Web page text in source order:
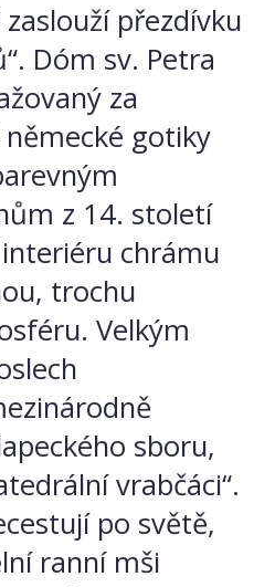
přezdívku
Dóm sv. Petra
za
gotiky
z 14. století
chrámu
trochu
Velkým
sboru,
vrabčáci“.
po světě,
ranní mši